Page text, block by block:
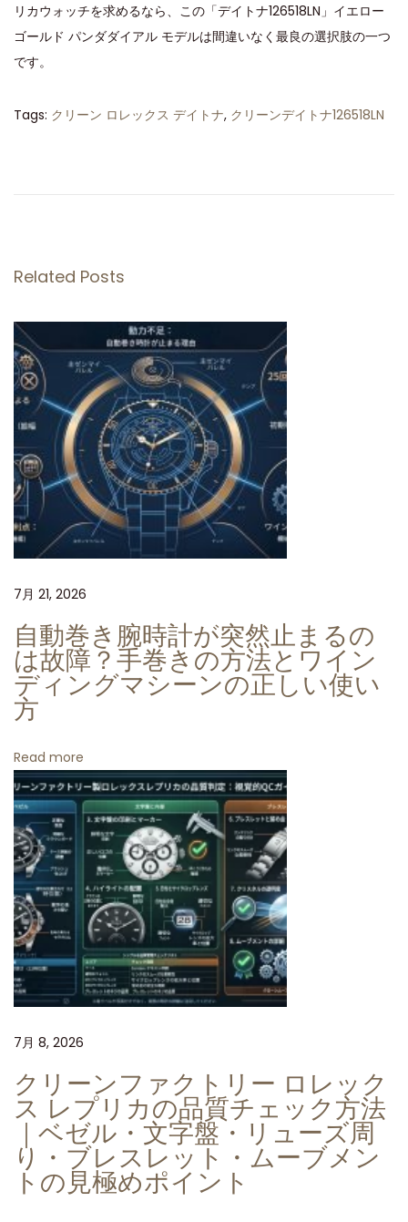
リカウォッチを求めるなら、この「デイトナ126518LN」イエロー
ゴールド パンダダイアル モデルは間違いなく最良の選択肢の一つ
です。
Tags: クリーン ロレックス デイトナ, クリーンデイトナ126518LN
ァ
ト
リ
ー
製
ロ
レ
ッ
ク
ス
「
ブ
マ
リ
ー
ナ
ー
1
1
6
6
1
0
L
V
」
4
0
m
グ
リ
ン
ダ
Related Posts
7月 21, 2026
自動巻き腕時計が突然止まるの
は故障？手巻きの方法とワイン
ディングマシーンの正しい使い
方
Read more
7月 8, 2026
クリーンファクトリー ロレック
ス レプリカの品質チェック方法
｜ベゼル・文字盤・リューズ周
り・ブレスレット・ムーブメン
トの見極めポイント